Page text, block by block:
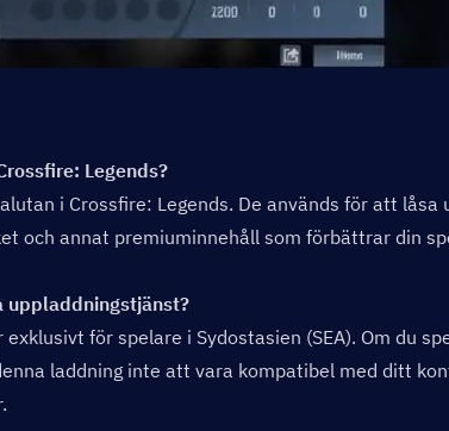
Legends?
i Crossfire: Legends. De används för att låsa
och annat premiuminnehåll som förbättrar din
uppladdningstjänst?
för spelare i Sydostasien (SEA). Om du
laddning inte att vara kompatibel med ditt